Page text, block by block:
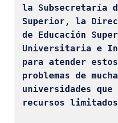
la Subsecretaría
Superior, la
de Educación
Universitaria e
para atender
problemas de
universidades que
recursos